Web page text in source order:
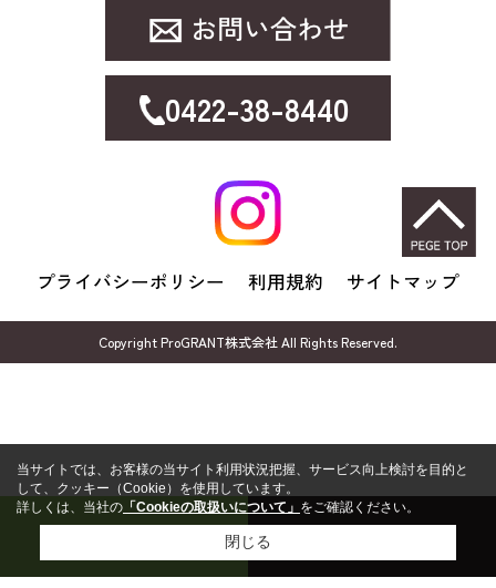
0422-38-8440
プライバシーポリシー 利用規約 サイトマップ
Copyright ProGRANT株式会社 All Rights Reserved.
当サイトでは、お客様の当サイト利用状況把握、サービス向上検討を目的と
して、クッキー（Cookie）を使用しています。
詳しくは、当社の 「Cookieの取扱いについて」 をご確認ください。
閉じる